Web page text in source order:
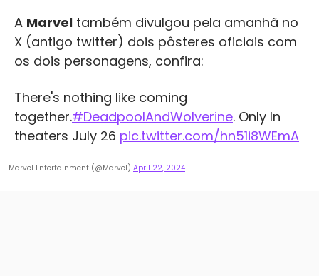
A Marvel também divulgou pela amanhã no
X (antigo twitter) dois pôsteres oficiais com
os dois personagens, confira:
There's nothing like coming
together.#DeadpoolAndWolverine. Only In
theaters July 26 pic.twitter.com/hn51i8WEmA
— Marvel Entertainment (@Marvel) April 22, 2024